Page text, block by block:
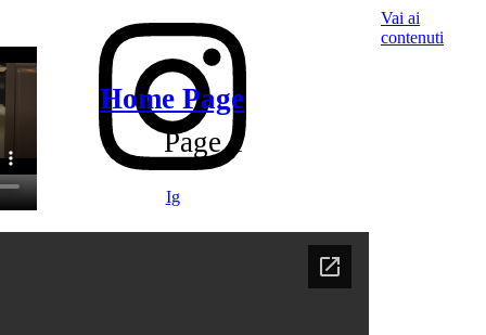
Ig
Vai ai
contenuti
Home Page
Page 1